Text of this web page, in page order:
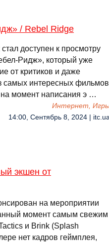
/ Rebel Ridge
доступен к просмотру
Ридж», который уже
от критиков и даже
самых интересных фильмов
на момент написания э …
Интернет,
14:00, Сентябрь 8, 2024 |
экшен от
на мероприятии
момент самым свежим
и Brink (Splash
нет кадров геймплея,